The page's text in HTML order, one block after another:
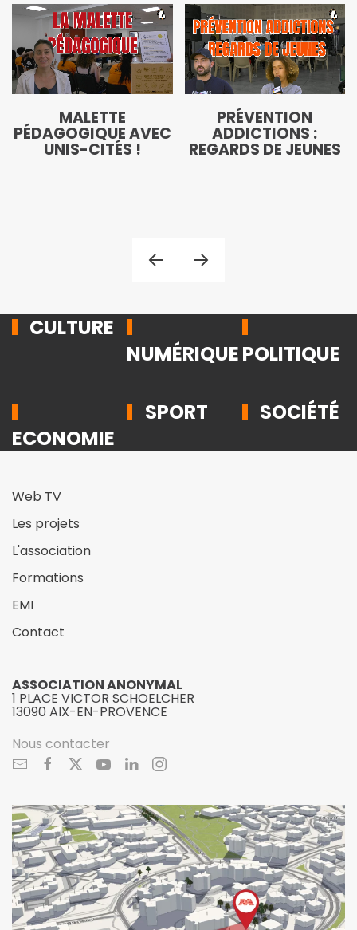
MALETTE
PÉDAGOGIQUE AVEC
UNIS-CITÉS !
PRÉVENTION
ADDICTIONS :
REGARDS DE JEUNES
CULTURE
NUMÉRIQUEPOLITIQUE
ECONOMIE
SPORT SOCIÉTÉ
Web TV
Les projets
L'association
Formations
EMI
Contact
ASSOCIATION ANONYMAL
1 PLACE VICTOR SCHOELCHER
13090 AIX-EN-PROVENCE
Nous contacter